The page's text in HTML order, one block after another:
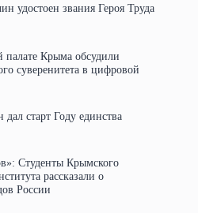
удостоен звания Героя Труда
Крыма обсудили
суверенитета в цифровой
старт Году единства
Студенты Крымского
рассказали о
России